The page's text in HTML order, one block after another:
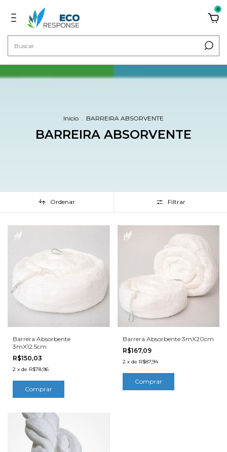
0
Inicio . BARREIRA ABSORVENTE
BARREIRA ABSORVENTE
Ordenar Filtrar
Barrera Absorbente
3mX12.5cm
R$150,03
2 x de R$78,96
Barrera Absorbente 3mX20cm
R$167,09
2 x de R$87,94